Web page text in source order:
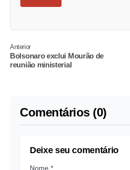
Anterior
Bolsonaro exclui Mourão de
reunião ministerial
Comentários (0)
Deixe seu comentário
Nome *